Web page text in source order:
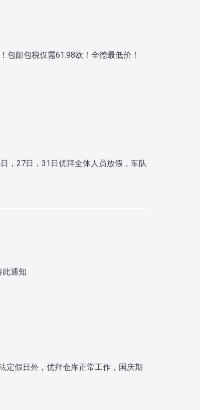
邮包税仅需61.98欧！全德最低价！
，27日，31日优拜全体人员放假，车队
此通知
定假日外，优拜仓库正常工作，国庆期